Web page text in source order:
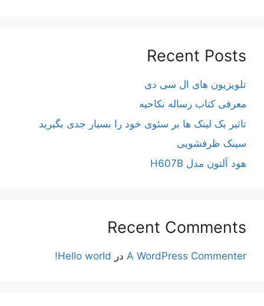
Recent Posts
تلویزیون های ال سی دی
معرفی کتاب رساله نکاحیه
تاثیر بک لینک ها بر سئوی خود را بسیار جدی بگیرید
سینک ظرفشویی
هود آلتون مدل H607B
Recent Comments
A WordPress Commenter در Hello world!